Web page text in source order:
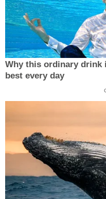
Why this ordinary drink
best every day